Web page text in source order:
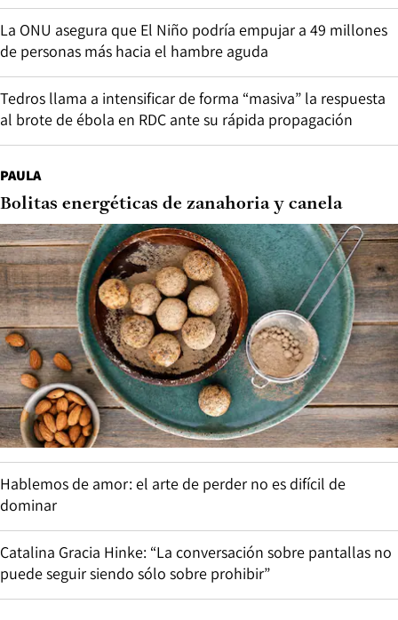
La ONU asegura que El Niño podría empujar a 49 millones
de personas más hacia el hambre aguda
Tedros llama a intensificar de forma “masiva” la respuesta
al brote de ébola en RDC ante su rápida propagación
PAULA
Bolitas energéticas de zanahoria y canela
Hablemos de amor: el arte de perder no es difícil de
dominar
Catalina Gracia Hinke: “La conversación sobre pantallas no
puede seguir siendo sólo sobre prohibir”